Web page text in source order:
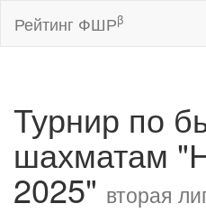
Рейтинг ФШРβ
Турнир по
шахматам
2025" вторая